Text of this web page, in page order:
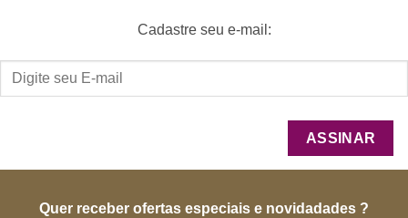
Cadastre seu e-mail:
Quer receber ofertas especiais e novidadades ?